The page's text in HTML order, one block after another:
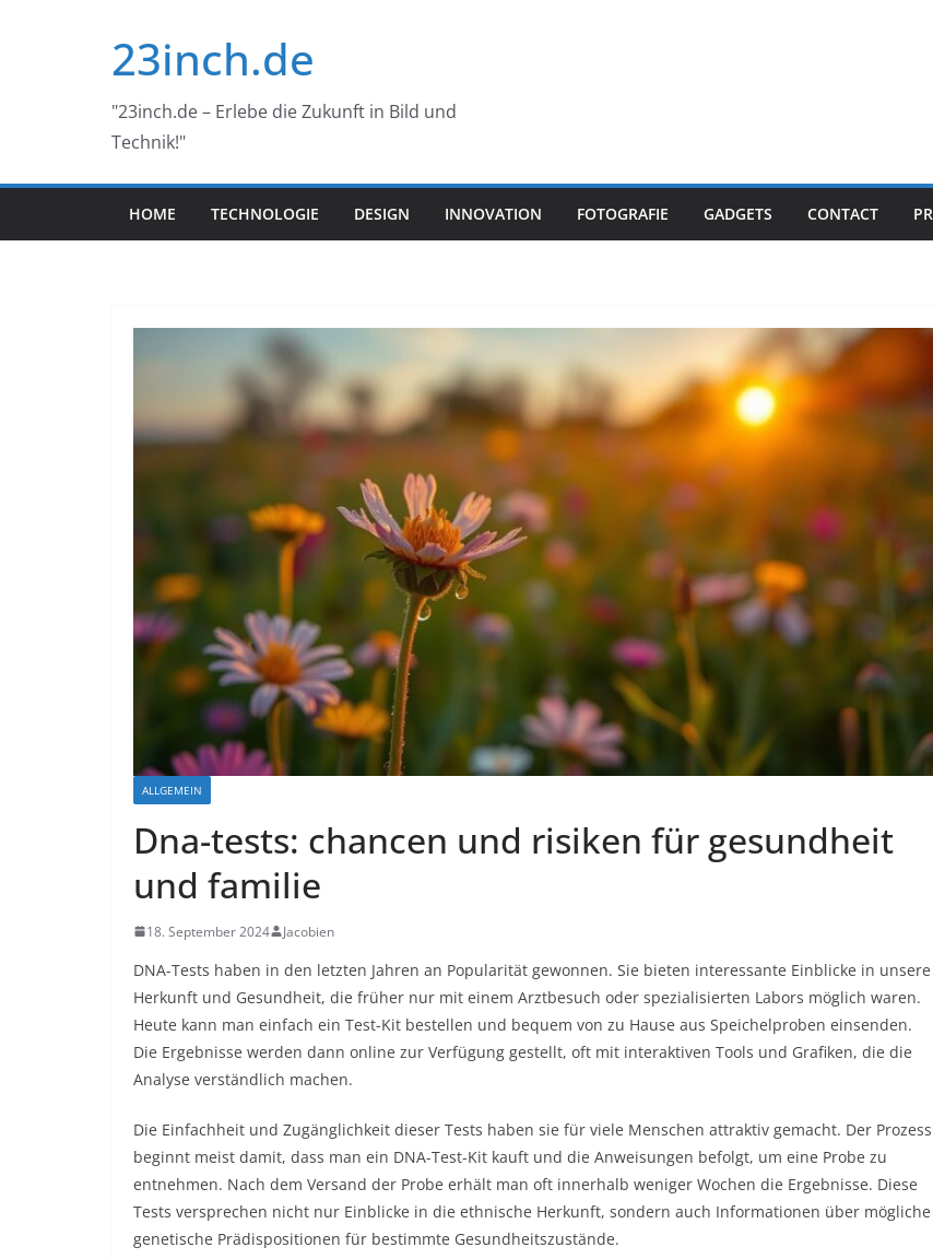
23inch.de
"23inch.de – Erlebe die Zukunft in Bild und
Technik!"
HOME TECHNOLOGIE DESIGN INNOVATION FOTOGRAFIE GADGETS CONTACT
ALLGEMEIN
Dna-tests: chancen und risiken für gesundheit
und familie
18. September 2024 Jacobien
DNA-Tests haben in den letzten Jahren an Popularität gewonnen. Sie bieten interessante Einblicke in unsere
Herkunft und Gesundheit, die früher nur mit einem Arztbesuch oder spezialisierten Labors möglich waren.
Heute kann man einfach ein Test-Kit bestellen und bequem von zu Hause aus Speichelproben einsenden.
Die Ergebnisse werden dann online zur Verfügung gestellt, oft mit interaktiven Tools und Grafiken, die die
Analyse verständlich machen.
Die Einfachheit und Zugänglichkeit dieser Tests haben sie für viele Menschen attraktiv gemacht. Der Prozess
beginnt meist damit, dass man ein DNA-Test-Kit kauft und die Anweisungen befolgt, um eine Probe zu
entnehmen. Nach dem Versand der Probe erhält man oft innerhalb weniger Wochen die Ergebnisse. Diese
Tests versprechen nicht nur Einblicke in die ethnische Herkunft, sondern auch Informationen über mögliche
genetische Prädispositionen für bestimmte Gesundheitszustände.